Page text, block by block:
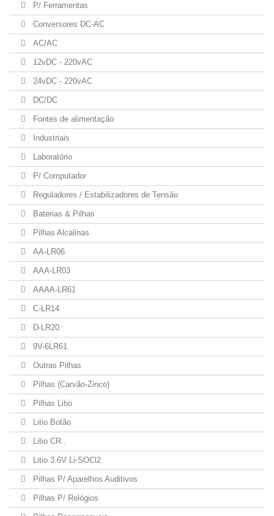
P/ Ferramentas
Conversores DC-AC
AC/AC
12vDC - 220vAC
24vDC - 220vAC
DC/DC
Fontes de alimentação
Industriais
Laboratório
P/ Computador
Reguladores / Estabilizadores de Tensão
Baterias & Pilhas
Pilhas Alcalinas
AA-LR06
AAA-LR03
AAAA-LR61
C-LR14
D-LR20
9V-6LR61
Outras Pilhas
Pilhas (Carvão-Zinco)
Pilhas Litio
Litio Botão
Litio CR..
Litio 3.6V Li-SOCl2
Pilhas P/ Aparelhos Auditivos
Pilhas P/ Relógios